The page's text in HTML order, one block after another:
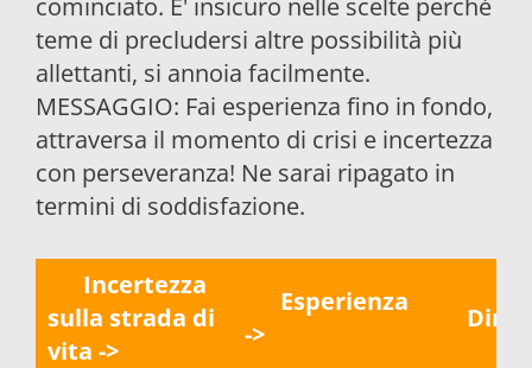
teme di precludersi altre possibilità più
allettanti, si annoia facilmente.
MESSAGGIO: Fai esperienza fino in fondo,
attraversa il momento di crisi e incertezza
con perseveranza! Ne sarai ripagato in
termini di soddisfazione.
Incertezza
sulla strada di
vita ->
Esperienza
->